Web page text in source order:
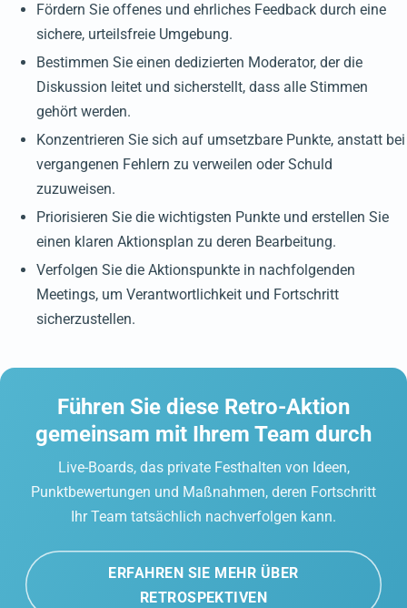
Fördern Sie offenes und ehrliches Feedback durch eine
sichere, urteilsfreie Umgebung.
Bestimmen Sie einen dedizierten Moderator, der die
Diskussion leitet und sicherstellt, dass alle Stimmen
gehört werden.
Konzentrieren Sie sich auf umsetzbare Punkte, anstatt bei
vergangenen Fehlern zu verweilen oder Schuld
zuzuweisen.
Priorisieren Sie die wichtigsten Punkte und erstellen Sie
einen klaren Aktionsplan zu deren Bearbeitung.
Verfolgen Sie die Aktionspunkte in nachfolgenden
Meetings, um Verantwortlichkeit und Fortschritt
sicherzustellen.
Führen Sie diese Retro-Aktion
gemeinsam mit Ihrem Team durch
Live-Boards, das private Festhalten von Ideen,
Punktbewertungen und Maßnahmen, deren Fortschritt
Ihr Team tatsächlich nachverfolgen kann.
ERFAHREN SIE MEHR ÜBER
RETROSPEKTIVEN